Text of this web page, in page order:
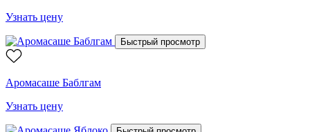
Узнать цену
Быстрый просмотр
Аромасаше Баблгам
Узнать цену